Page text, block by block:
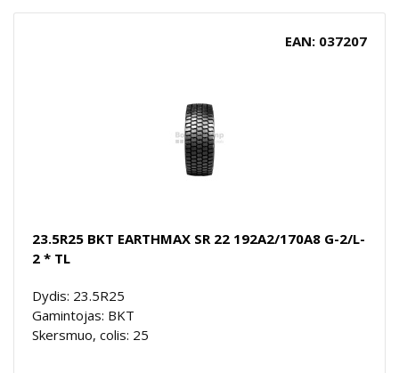
EAN: 037207
23.5R25 BKT EARTHMAX SR 22 192A2/170A8 G-2/L-
2 * TL
Dydis: 23.5R25
Gamintojas: BKT
Skersmuo, colis: 25